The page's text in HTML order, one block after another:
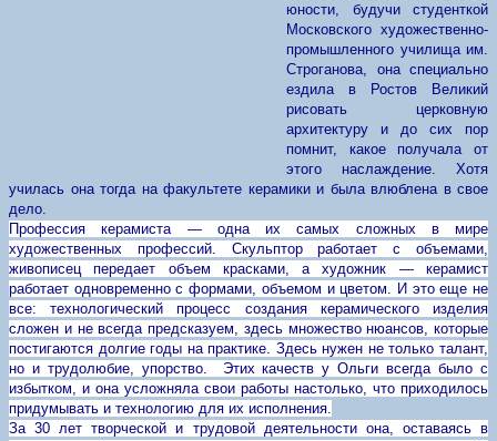
юности, будучи студенткой
Московского художественно-
промышленного училища им.
Строганова, она специально
ездила в Ростов Великий
рисовать церковную
архитектуру и до сих пор
помнит, какое получала от
этого наслаждение. Хотя
училась она тогда на факультете керамики и была влюблена в свое
дело.
Профессия керамиста — одна их самых сложных в мире
художественных профессий. Скульптор работает с объемами,
живописец передает объем красками, а художник — керамист
работает одновременно с формами, объемом и цветом. И это еще не
все: технологический процесс создания керамического изделия
сложен и не всегда предсказуем, здесь множество нюансов, которые
постигаются долгие годы на практике. Здесь нужен не только талант,
но и трудолюбие, упорство. Этих качеств у Ольги всегда было с
избытком, и она усложняла свои работы настолько, что приходилось
придумывать и технологию для их исполнения.
За 30 лет творческой и трудовой деятельности она, оставаясь в